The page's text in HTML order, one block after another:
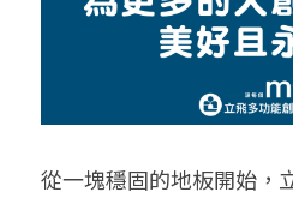
從一塊穩固的地板開始，